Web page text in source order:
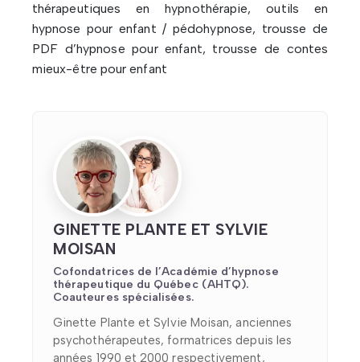
thérapeutiques en hypnothérapie, outils en
hypnose pour enfant / pédohypnose, trousse de
PDF d’hypnose pour enfant, trousse de contes
mieux-être pour enfant
GINETTE PLANTE ET SYLVIE
MOISAN
Cofondatrices de l’Académie d’hypnose
thérapeutique du Québec (AHTQ).
Coauteures spécialisées.
Ginette Plante et Sylvie Moisan, anciennes
psychothérapeutes, formatrices depuis les
années 1990 et 2000 respectivement,